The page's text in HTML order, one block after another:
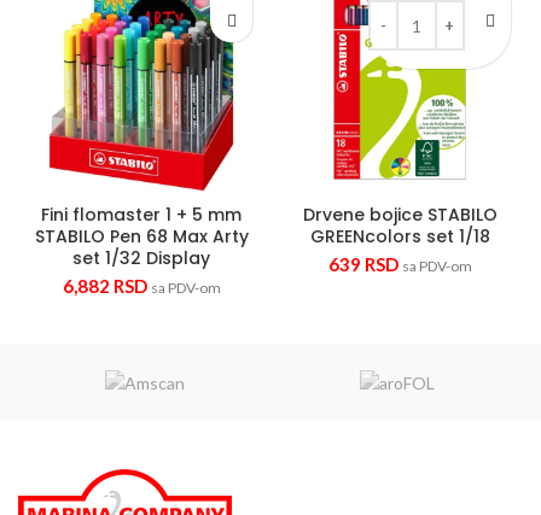
Fini flomaster 1 + 5 mm
STABILO Pen 68 Max Arty
set 1/32 Display
6,882 RSD sa PDV-om
Drvene bojice STABILO
GREENcolors set 1/18
639 RSD sa PDV-om
Drvene bojice